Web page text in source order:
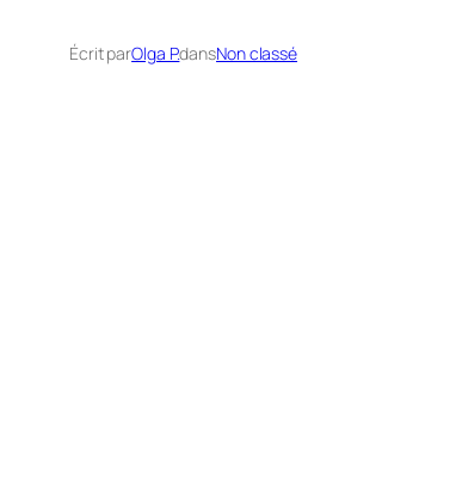
Écrit parOlga P.dansNon classé